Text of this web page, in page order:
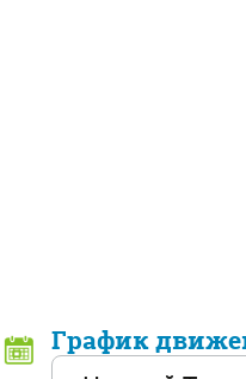
График